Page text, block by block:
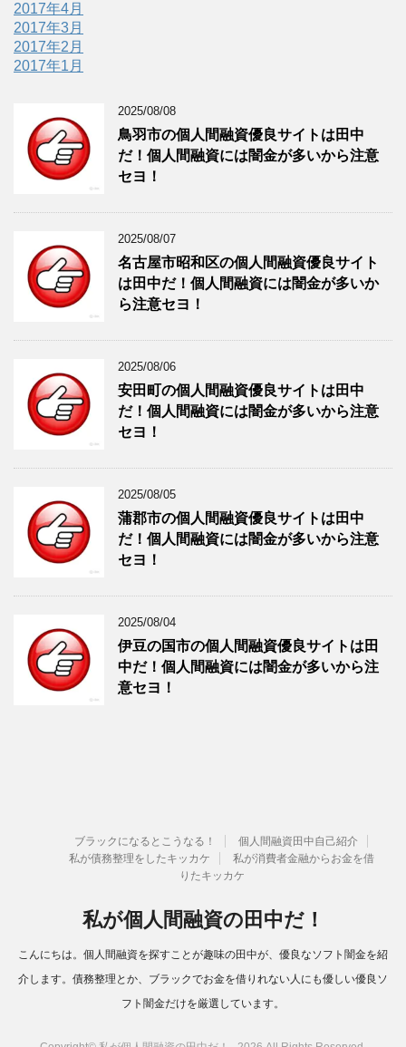
2017年4月
2017年3月
2017年2月
2017年1月
2025/08/08
鳥羽市の個人間融資優良サイトは田中
だ！個人間融資には闇金が多いから注意
セヨ！
2025/08/07
名古屋市昭和区の個人間融資優良サイト
は田中だ！個人間融資には闇金が多いか
ら注意セヨ！
2025/08/06
安田町の個人間融資優良サイトは田中
だ！個人間融資には闇金が多いから注意
セヨ！
2025/08/05
蒲郡市の個人間融資優良サイトは田中
だ！個人間融資には闇金が多いから注意
セヨ！
2025/08/04
伊豆の国市の個人間融資優良サイトは田
中だ！個人間融資には闇金が多いから注
意セヨ！
ブラックになるとこうなる！
個人間融資田中自己紹介
私が債務整理をしたキッカケ
私が消費者金融からお金を借
りたキッカケ
私が個人間融資の田中だ！
こんにちは。個人間融資を探すことが趣味の田中が、優良なソフト闇金を紹
介します。債務整理とか、ブラックでお金を借りれない人にも優しい優良ソ
フト闇金だけを厳選しています。